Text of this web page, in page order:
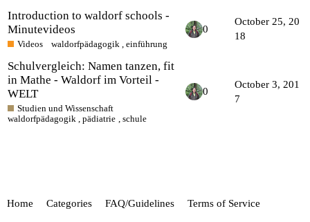
Introduction to waldorf schools -
Minutevideos
Videos waldorfpädagogik ,einführung
0
October 25, 20
18
Schulvergleich: Namen tanzen, fit
in Mathe - Waldorf im Vorteil -
WELT
Studien und Wissenschaft
waldorfpädagogik ,pädiatrie , schule
0
October 3, 201
7
Home Categories FAQ/Guidelines Terms of Service